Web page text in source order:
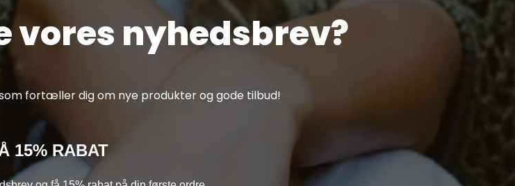
vores nyhedsbrev?
fortæller dig om nye produkter og gode tilbud!
15% RABAT